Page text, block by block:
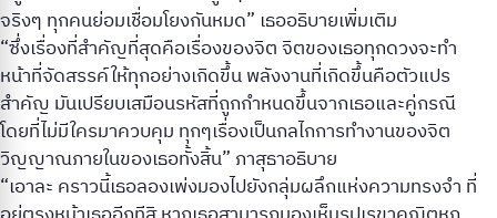
จริงๆ ทุกคนย่อมเชื่อมโยงกันหมด” เธออธิบายเพิ่มเติม
“ซึ่งเรื่องที่สำคัญที่สุดคือเรื่องของจิต จิตของเธอทุกดวงจะทำ
หน้าที่จัดสรรค์ให้ทุกอย่างเกิดขึ้น พลังงานที่เกิดขึ้นคือตัวแปร
สำคัญ มันเปรียบเสมือนรหัสที่ถูกกำหนดขึ้นจากเธอและคู่กรณี
โดยที่ไม่มีใครมาควบคุม ทุกๆเรื่องเป็นกลไกการทำงานของจิต
วิญญาณภายในของเธอทั้งสิ้น” ภาสุธาอธิบาย
“เอาละ คราวนี้เธอลองเพ่งมองไปยังกลุ่มผลึกแห่งความทรงจำ ที่